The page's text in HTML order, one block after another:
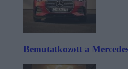
Bemutatkozott a